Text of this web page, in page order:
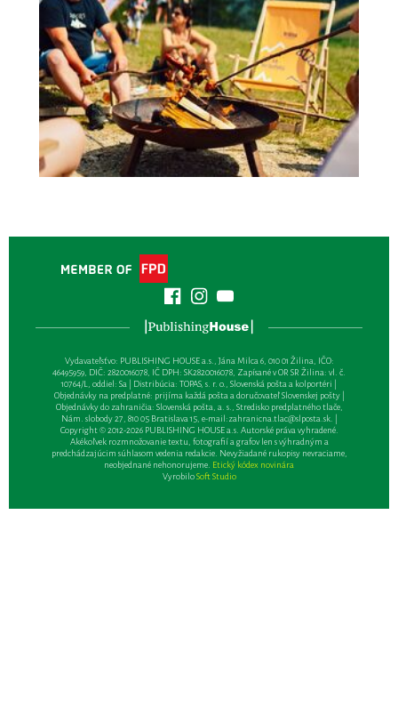
Vydavateľsťvo: PUBLISHING HOUSE a.s., Jána Milca 6, 010 01 Žilina, IČO:
46495959, DIČ: 2820016078, IČ DPH: SK2820016078, Zapísané v OR SR Žilina: vl. č.
10764/L, oddiel: Sa | Distribúcia: TOPAS, s. r. o., Slovenská pošta a kolportéri |
Objednávky na predplatné: prijíma každá pošta a doručovateľ Slovenskej pošty |
Objednávky do zahraničia: Slovenská pošta, a. s., Stredisko predplatného tlače,
Nám. slobody 27, 810 05 Bratislava 15, e-mail:zahranicna.tlac@slposta.sk. |
Copyright © 2012-2026 PUBLISHING HOUSE a.s. Autorské práva vyhradené.
Akékoľvek rozmnožovanie textu, fotografií a grafov len s výhradným a
predchádzajúcim súhlasom vedenia redakcie. Nevyžiadané rukopisy nevraciame,
neobjednané nehonorujeme. Etický kódex novinára
VyrobiloSoft Studio